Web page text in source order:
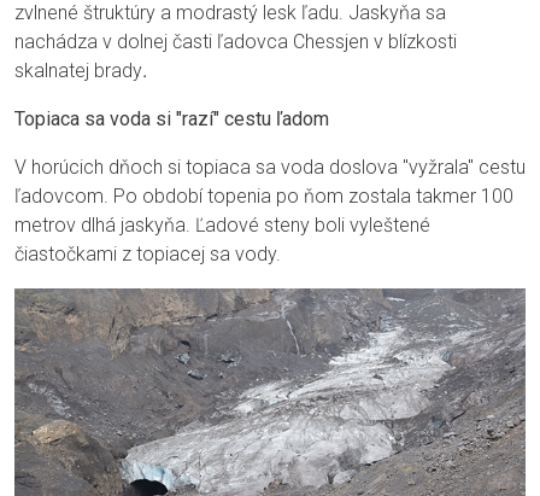
zvlnené štruktúry a modrastý lesk ľadu. Jaskyňa sa
nachádza v dolnej časti ľadovca Chessjen v blízkosti
skalnatej brady.
Topiaca sa voda si "razí" cestu ľadom
V horúcich dňoch si topiaca sa voda doslova "vyžrala" cestu
ľadovcom. Po období topenia po ňom zostala takmer 100
metrov dlhá jaskyňa. Ľadové steny boli vyleštené
čiastočkami z topiacej sa vody.